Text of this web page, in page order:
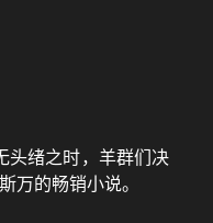
头绪之时，羊群们决
万的畅销小说。